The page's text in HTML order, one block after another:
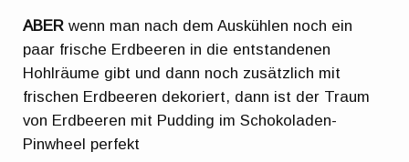
ABER wenn man nach dem Auskühlen noch ein
paar frische Erdbeeren in die entstandenen
Hohlräume gibt und dann noch zusätzlich mit
frischen Erdbeeren dekoriert, dann ist der Traum
von Erdbeeren mit Pudding im Schokoladen-
Pinwheel perfekt